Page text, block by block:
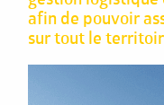
afin de pouvoir
sur tout le